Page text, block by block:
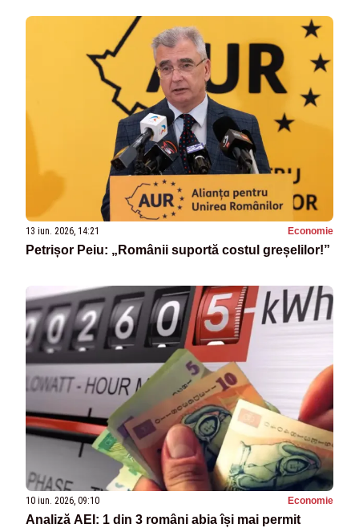
13 iun. 2026, 14:21 Economie
Petrișor Peiu: „Românii suportă costul greșelilor!”
10 iun. 2026, 09:10 Economie
Analiză AEI: 1 din 3 români abia își mai permit